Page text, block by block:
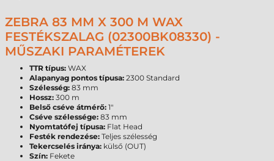
ZEBRA 83 MM X 300 M WAX
FESTÉKSZALAG (02300BK08330) -
MŰSZAKI PARAMÉTEREK
TTR típus: WAX
Alapanyag pontos típusa: 2300 Standard
Szélesség: 83 mm
Hossz: 300 m
Belső cséve átmérő: 1"
Cséve szélessége: 83 mm
Nyomtatófej típusa: Flat Head
Festék rendezése: Teljes szélesség
Tekercselés iránya: külső (OUT)
Szín: Fekete